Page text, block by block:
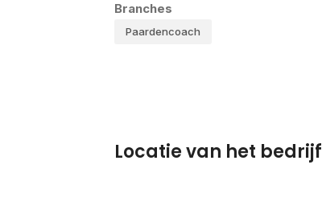
Branches
Paardencoach
Locatie van het bedrijf